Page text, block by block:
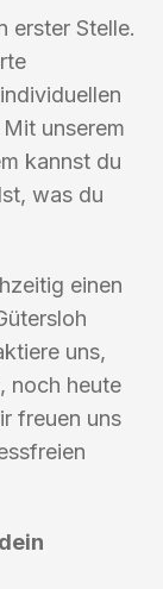
erster Stelle.
unserem
kannst du
was du
einen
uns,
noch heute
freuen uns